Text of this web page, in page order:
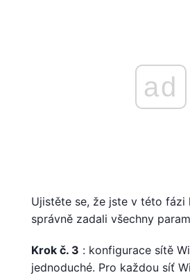
ad
Ujistěte se, že jste v této fázi
správně zadali všechny
Krok č. 3 : konfigurace sítě
jednoduché. Pro každou síť